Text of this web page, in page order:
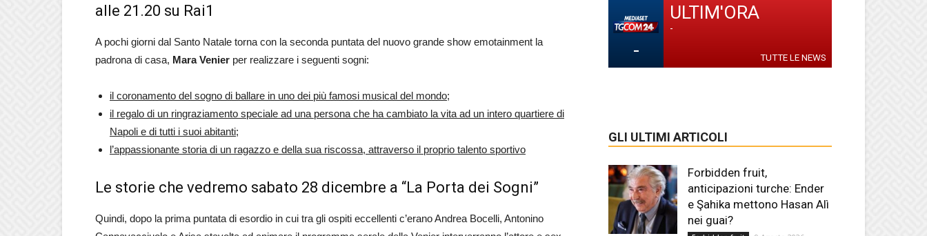
alle 21.20 su Rai1
A pochi giorni dal Santo Natale torna con la seconda puntata del nuovo grande show emotainment la
padrona di casa, Mara Venier per realizzare i seguenti sogni:
il coronamento del sogno di ballare in uno dei più famosi musical del mondo;
il regalo di un ringraziamento speciale ad una persona che ha cambiato la vita ad un intero quartiere di
Napoli e di tutti i suoi abitanti;
l’appassionante storia di un ragazzo e della sua riscossa, attraverso il proprio talento sportivo
Le storie che vedremo sabato 28 dicembre a “La Porta dei Sogni”
Quindi, dopo la prima puntata di esordio in cui tra gli ospiti eccellenti c’erano Andrea Bocelli, Antonino
-
ULTIM'ORA
-
TUTTE LE NEWS
GLI ULTIMI ARTICOLI
Forbidden fruit,
anticipazioni turche: Ender
e Şahika mettono Hasan Alì
nei guai?